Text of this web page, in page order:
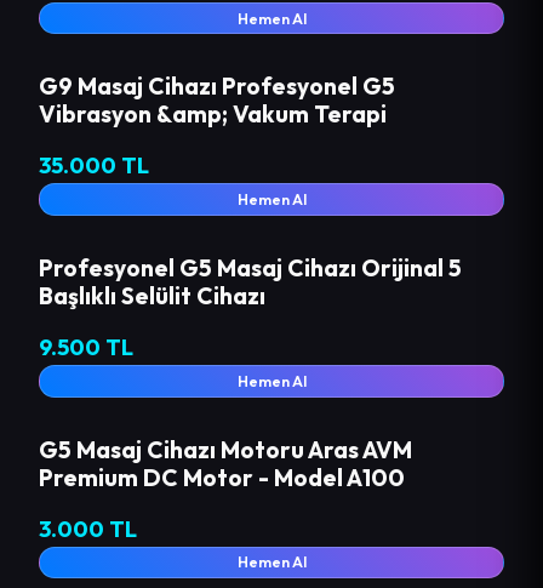
Hemen Al
G9 Masaj Cihazı Profesyonel G5
Vibrasyon &amp; Vakum Terapi
35.000 TL
Hemen Al
Profesyonel G5 Masaj Cihazı Orijinal 5
Başlıklı Selülit Cihazı
9.500 TL
Hemen Al
G5 Masaj Cihazı Motoru Aras AVM
Premium DC Motor - Model A100
3.000 TL
Hemen Al